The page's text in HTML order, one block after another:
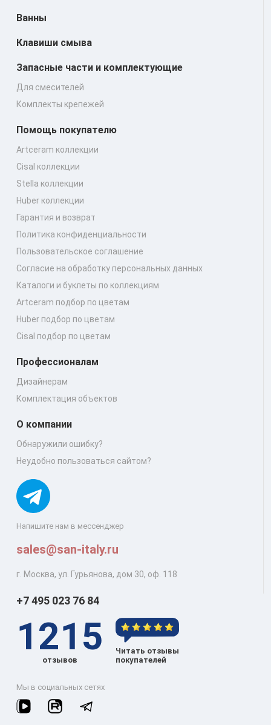
Ванны
Клавиши смыва
Запасные части и комплектующие
Для смесителей
Комплекты крепежей
Напишите нам в мессенджер
sales@san-italy.ru
г. Москва, ул. Гурьянова, дом 30, оф. 118
Помощь покупателю
Artceram коллекции
Cisal коллекции
Stella коллекции
Huber коллекции
Гарантия и возврат
Политика конфиденциальности
Пользовательское соглашение
Согласие на обработку персональных данных
Каталоги и буклеты по коллекциям
Artceram подбор по цветам
Huber подбор по цветам
Cisal подбор по цветам
Профессионалам
Дизайнерам
Комплектация объектов
О компании
Обнаружили ошибку?
Неудобно пользоваться сайтом?
+7 495 023 76 84
1215
отзывов
Читать отзывы
покупателей
Мы в социальных сетях